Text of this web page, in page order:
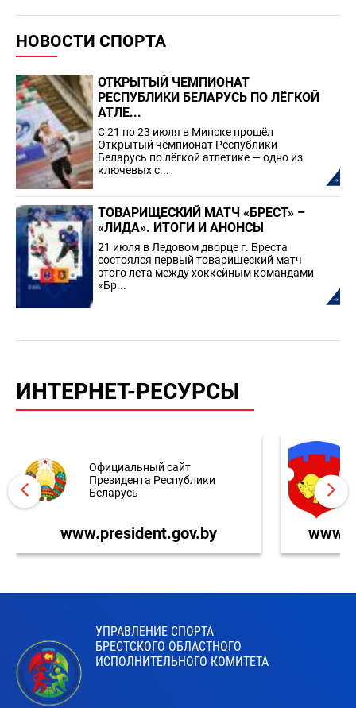
НОВОСТИ СПОРТА
ОТКРЫТЫЙ ЧЕМПИОНАТ
РЕСПУБЛИКИ БЕЛАРУСЬ ПО ЛЁГКОЙ
АТЛЕ...
С 21 по 23 июля в Минске прошёл
Открытый чемпионат Республики
Беларусь по лёгкой атлетике — одно из
ключевых с...
ТОВАРИЩЕСКИЙ МАТЧ «БРЕСТ» –
«ЛИДА». ИТОГИ И АНОНСЫ
21 июля в Ледовом дворце г. Бреста
состоялся первый товарищеский матч
этого лета между хоккейным командами
«Бр...
ИНТЕРНЕТ-РЕСУРСЫ
Официальный сайт
Президента Республики
Беларусь
www.president.gov.by
УПРАВЛЕНИЕ СПОРТА
БРЕСТСКОГО ОБЛАСТНОГО
ИСПОЛНИТЕЛЬНОГО КОМИТЕТА